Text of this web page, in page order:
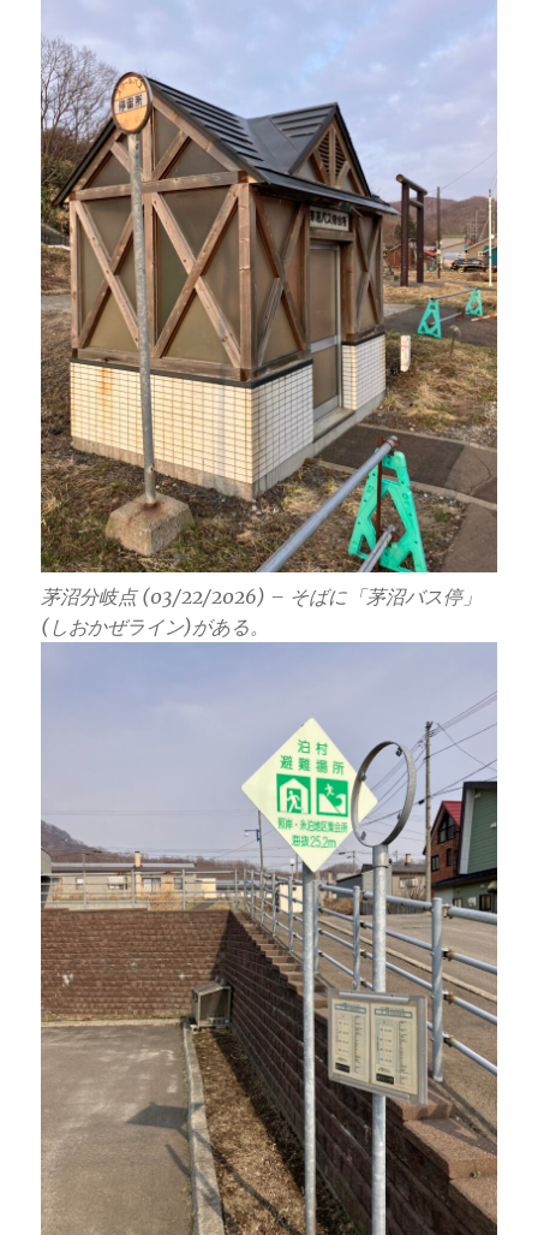
茅沼分岐点 (03/22/2026) – そばに「茅沼バス停」
(しおかぜライン)がある。